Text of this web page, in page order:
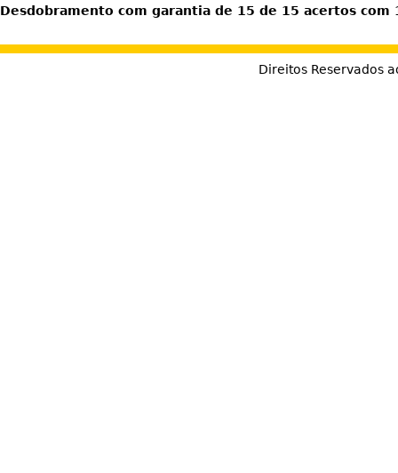
Desdobramento com garantia de 15 de 15 acertos com
Direitos Reservados